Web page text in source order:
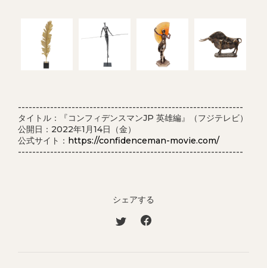
---------------------------------------------------------------
タイトル：『コンフィデンスマンJP 英雄編』（フジテレビ）
公開日：2022年1月14日（金）
公式サイト： https://confidenceman-movie.com/
---------------------------------------------------------------
シェアする